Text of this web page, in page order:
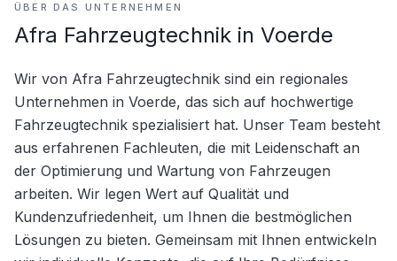
ÜBER DAS UNTERNEHMEN
Afra Fahrzeugtechnik in Voerde
Wir von Afra Fahrzeugtechnik sind ein regionales
Unternehmen in Voerde, das sich auf hochwertige
Fahrzeugtechnik spezialisiert hat. Unser Team besteht
aus erfahrenen Fachleuten, die mit Leidenschaft an
der Optimierung und Wartung von Fahrzeugen
arbeiten. Wir legen Wert auf Qualität und
Kundenzufriedenheit, um Ihnen die bestmöglichen
Lösungen zu bieten. Gemeinsam mit Ihnen entwickeln